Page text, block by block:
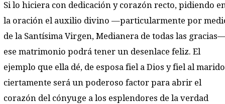
Si lo hiciera con dedicación y corazón recto, pidiendo
la oración el auxilio divino —particularmente por
de la Santísima Virgen, Medianera de todas las
ese matrimonio podrá tener un desenlace feliz. El
ejemplo que ella dé, de esposa fiel a Dios y fiel al
ciertamente será un poderoso factor para abrir el
corazón del cónyuge a los esplendores de la verdad